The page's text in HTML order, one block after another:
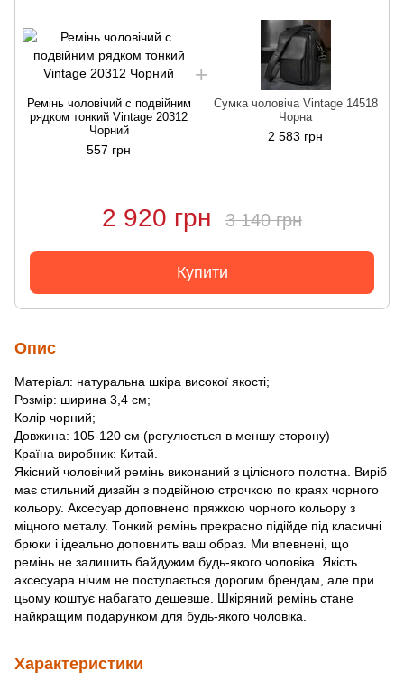
Ремінь чоловічий c подвійним
рядком тонкий Vintage 20312
Чорний
557 грн
Сумка чоловіча Vintage 14518
Чорна
2 583 грн
2 920 грн 3 140 грн
Купити
Опис
Матеріал: натуральна шкіра високої якості;
Розмір: ширина 3,4 см;
Колір чорний;
Довжина: 105-120 см (регулюється в меншу сторону)
Країна виробник: Китай.
Якісний чоловічий ремінь виконаний з цілісного полотна. Виріб
має стильний дизайн з подвійною строчкою по краях чорного
кольору. Аксесуар доповнено пряжкою чорного кольору з
міцного металу. Тонкий ремінь прекрасно підійде під класичні
брюки і ідеально доповнить ваш образ. Ми впевнені, що
ремінь не залишить байдужим будь-якого чоловіка. Якість
аксесуара нічим не поступається дорогим брендам, але при
цьому коштує набагато дешевше. Шкіряний ремінь стане
найкращим подарунком для будь-якого чоловіка.
Характеристики